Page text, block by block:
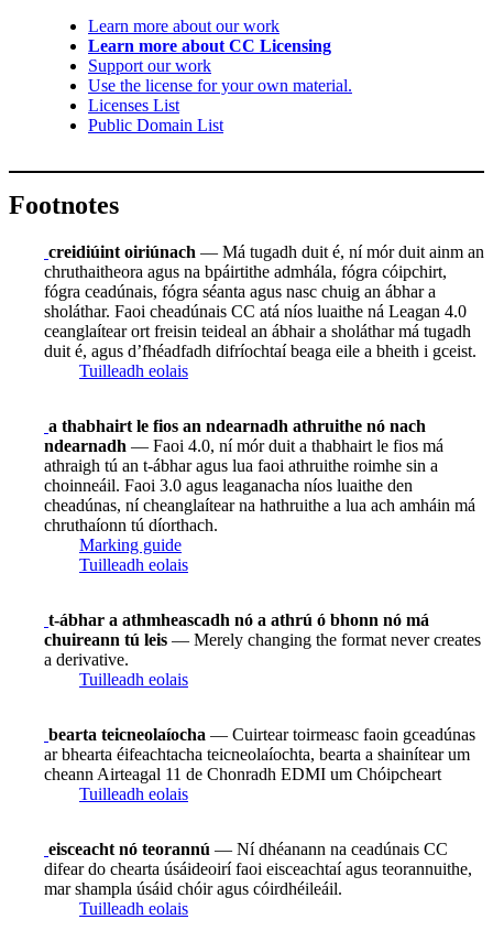
Learn more about our work
Learn more about CC Licensing
Support our work
Use the license for your own material.
Licenses List
Public Domain List
Footnotes
creidiúint oiriúnach — Má tugadh duit é, ní mór duit ainm an
chruthaitheora agus na bpáirtithe admhála, fógra cóipchirt,
fógra ceadúnais, fógra séanta agus nasc chuig an ábhar a
sholáthar. Faoi cheadúnais CC atá níos luaithe ná Leagan 4.0
ceanglaítear ort freisin teideal an ábhair a sholáthar má tugadh
duit é, agus d’fhéadfadh difríochtaí beaga eile a bheith i gceist.
Tuilleadh eolais
a thabhairt le fios an ndearnadh athruithe nó nach
ndearnadh — Faoi 4.0, ní mór duit a thabhairt le fios má
athraigh tú an t-ábhar agus lua faoi athruithe roimhe sin a
choinneáil. Faoi 3.0 agus leaganacha níos luaithe den
cheadúnas, ní cheanglaítear na hathruithe a lua ach amháin má
chruthaíonn tú díorthach.
Marking guide
Tuilleadh eolais
t-ábhar a athmheascadh nó a athrú ó bhonn nó má
chuireann tú leis — Merely changing the format never creates
a derivative.
Tuilleadh eolais
bearta teicneolaíocha — Cuirtear toirmeasc faoin gceadúnas
ar bhearta éifeachtacha teicneolaíochta, bearta a shainítear um
cheann Airteagal 11 de Chonradh EDMI um Chóipcheart
Tuilleadh eolais
eisceacht nó teorannú — Ní dhéanann na ceadúnais CC
difear do chearta úsáideoirí faoi eisceachtaí agus teorannuithe,
mar shampla úsáid chóir agus cóirdhéileáil.
Tuilleadh eolais